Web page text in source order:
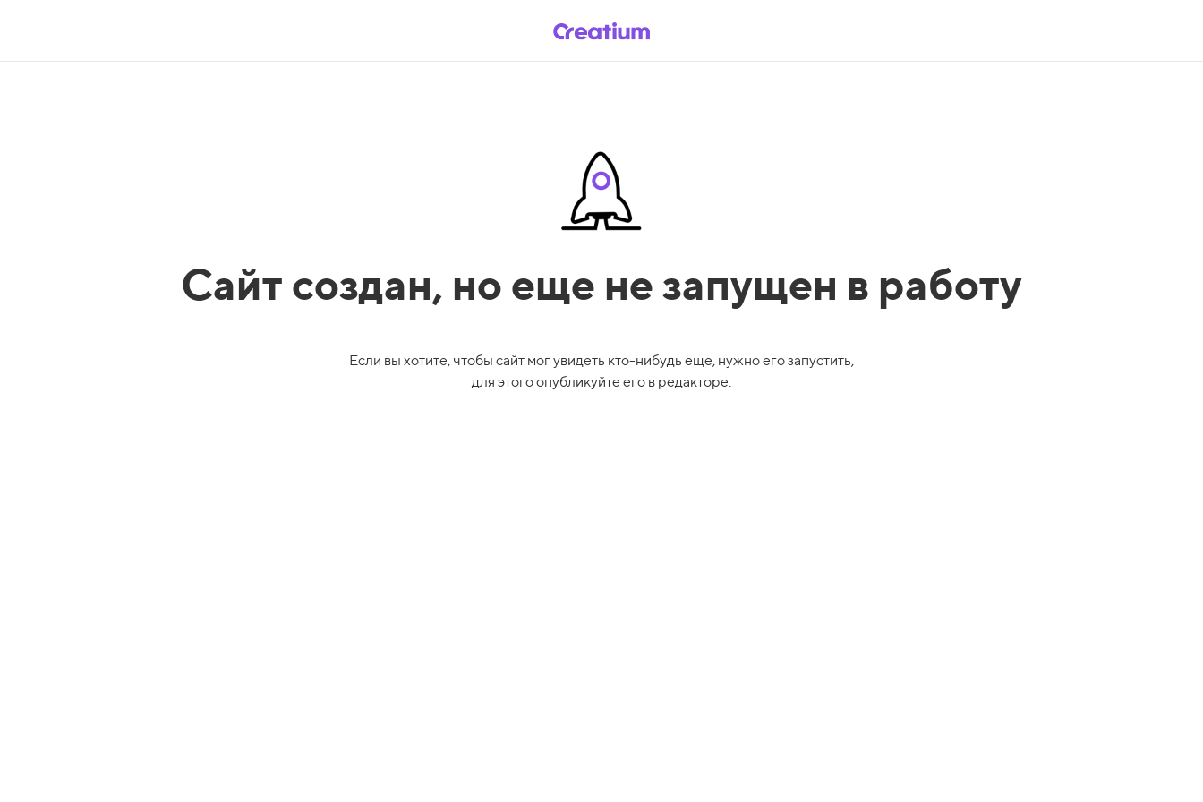
Сайт создан, но еще не запущен в работу
Если вы хотите, чтобы сайт мог увидеть кто-нибудь еще, нужно его запустить,
для этого опубликуйте его в редакторе.